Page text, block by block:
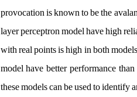
provocation is known to be the
layer perceptron model have high
with real points is high in both
model have better performance
these models can be used to identify